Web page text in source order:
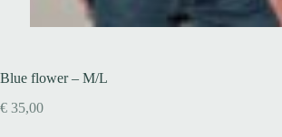
Blue flower – M/L
€ 35,00